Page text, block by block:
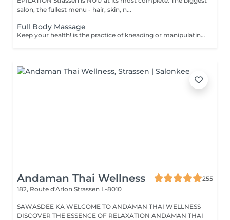
salon, the fullest menu - hair, skin, n...
Full Body Massage
Keep your health! is the practice of kneading or manipulating a person's muscles and other soft-tissue in order to reduce stress, reduce muscle pain, increase relaxation and improve the work of the immune system. Age restrictions: there are no age restrictions for this procedure. Post procedure recommendations: do not do sport and any sharp movements 2-3 hours after the procedure. Frequency: 1-2 times per week, 10 times in total. Repeat once in 3-6 months.
Andaman Thai Wellness
255
182, Route d'Arlon Strassen L-8010
SAWASDEE KA WELCOME TO ANDAMAN THAI WELLNESS
DISCOVER THE ESSENCE OF RELAXATION ANDAMAN THAI